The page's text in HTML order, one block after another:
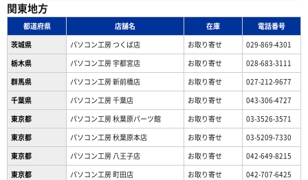
関東地方
都道府県 店舗名 在庫
電話番号
茨城県
パソコン工房 つくば店 お取り寄せ
029-869-4301
栃木県
パソコン工房 宇都宮店 お取り寄せ
028-683-3111
群馬県
パソコン工房 新前橋店 お取り寄せ
027-212-9677
千葉県
パソコン工房 千葉店 お取り寄せ
043-306-4727
東京都
パソコン工房 秋葉原パーツ館 お取り寄せ
03-3526-3571
東京都
パソコン工房 秋葉原本店 お取り寄せ
03-5209-7330
東京都
パソコン工房 八王子店 お取り寄せ
042-649-8215
東京都
パソコン工房 町田店 お取り寄せ 042-707-6425